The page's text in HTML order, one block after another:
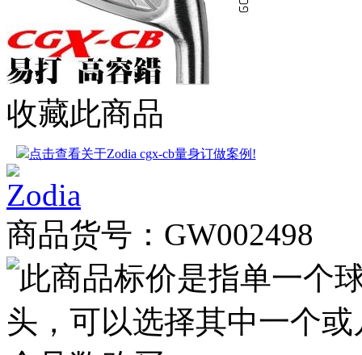
收藏此商品
点击查看关于Zodia cgx-cb量身订做案例!
商品货号：GW002498